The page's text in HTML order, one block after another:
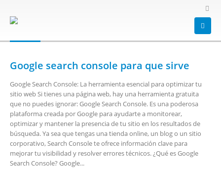
KPI´S
Google search console para que sirve
Google Search Console: La herramienta esencial para optimizar tu
sitio web Si tienes una página web, hay una herramienta gratuita
que no puedes ignorar: Google Search Console. Es una poderosa
plataforma creada por Google para ayudarte a monitorear,
optimizar y mantener la presencia de tu sitio en los resultados de
búsqueda. Ya sea que tengas una tienda online, un blog o un sitio
corporativo, Search Console te ofrece información clave para
mejorar tu visibilidad y resolver errores técnicos. ¿Qué es Google
Search Console? Google...